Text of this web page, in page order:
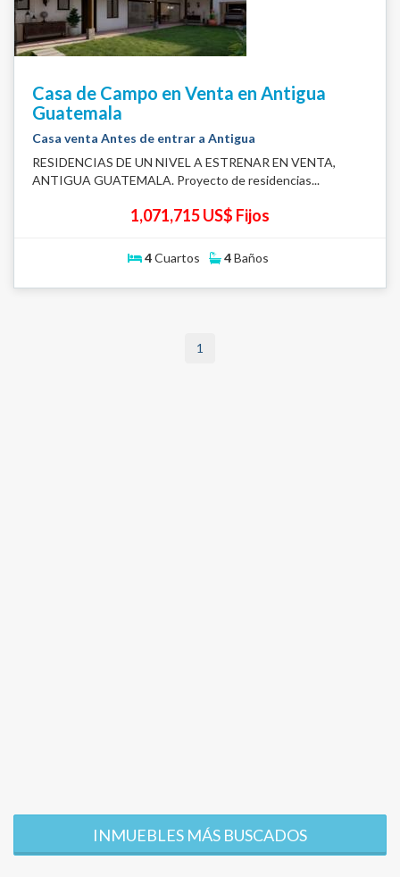
Casa de Campo en Venta en Antigua
Guatemala
Casa venta Antes de entrar a Antigua
RESIDENCIAS DE UN NIVEL A ESTRENAR EN VENTA,
ANTIGUA GUATEMALA. Proyecto de residencias...
1,071,715 US$ Fijos
4Cuartos 4Baños
1
INMUEBLES MÁS BUSCADOS